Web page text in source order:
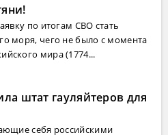
по итогам СВО стать
моря, чего не было с момента
мира (1774...
штат гауляйтеров для
себя российскими